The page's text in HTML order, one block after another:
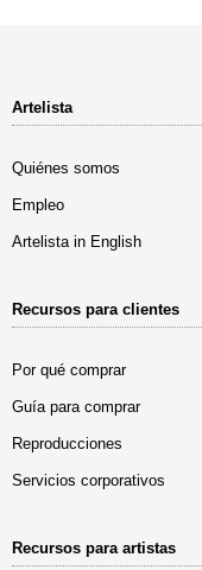
Artelista
Quiénes somos
Empleo
Artelista in English
Recursos para clientes
Por qué comprar
Guía para comprar
Reproducciones
Servicios corporativos
Recursos para artistas